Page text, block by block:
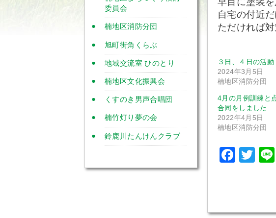
自宅の付近
ただければ
３日、４日の活動
2024年3月5日
楠地区消防分団
4月の月例訓練と
合同をしました
2022年4月5日
楠地区消防分団
委員会
楠地区消防分団
旭町街角くらぶ
地域交流室 ひのとり
楠地区文化振興会
くすのき男声合唱団
楠竹灯り夢の会
鈴鹿川たんけんクラブ